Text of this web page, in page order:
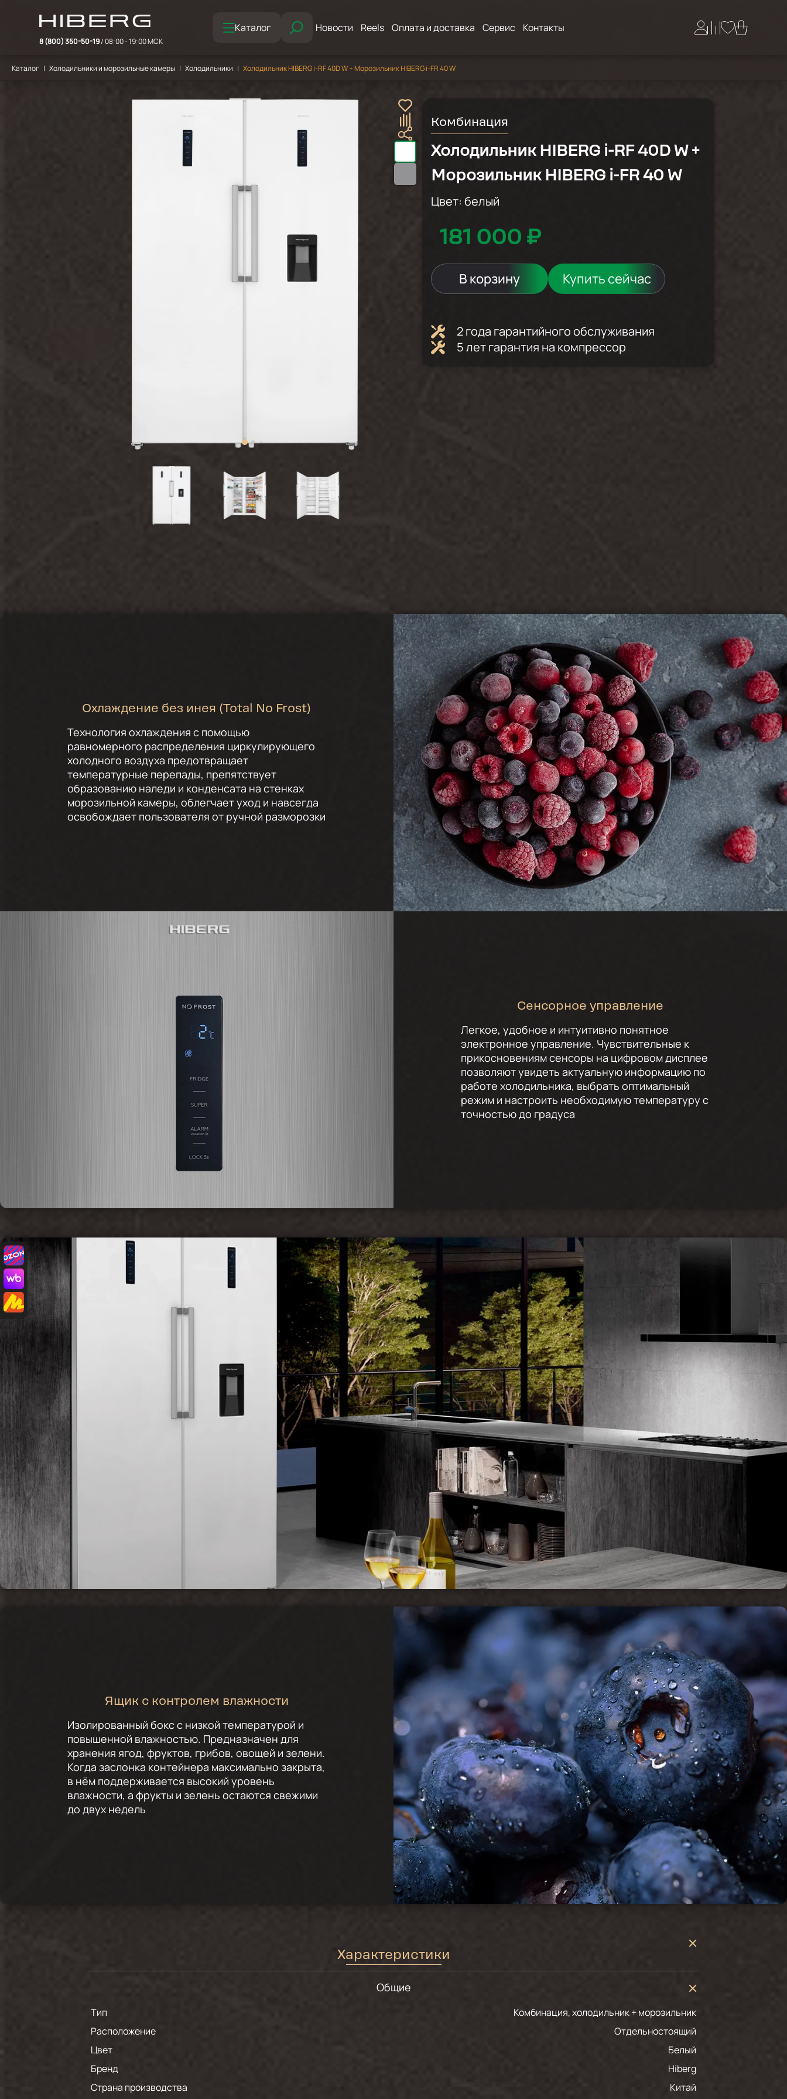
8 (800) 350-50-19/ 08:00 - 19:00 МСК
Каталог Новости Reels Оплата и доставка Сервис Контакты
Каталог Холодильники и морозильные камеры Холодильники Холодильник HIBERG i-RF 40D W + Морозильник HIBERG i-FR 40 W
Комбинация
Холодильник HIBERG i-RF 40D W +
Морозильник HIBERG i-FR 40 W
Цвет:белый
181 000 ₽
В корзину Купить сейчас
2 года гарантийного обслуживания
5 лет гарантия на компрессор
Охлаждение без инея (Total No Frost)
Технология охлаждения с помощью
равномерного распределения циркулирующего
холодного воздуха предотвращает
температурные перепады, препятствует
образованию наледи и конденсата на стенках
морозильной камеры, облегчает уход и навсегда
освобождает пользователя от ручной разморозки
Сенсорное управление
Легкое, удобное и интуитивно понятное
электронное управление. Чувствительные к
прикосновениям сенсоры на цифровом дисплее
позволяют увидеть актуальную информацию по
работе холодильника, выбрать оптимальный
режим и настроить необходимую температуру с
точностью до градуса
Ящик с контролем влажности
Изолированный бокс с низкой температурой и
повышенной влажностью. Предназначен для
хранения ягод, фруктов, грибов, овощей и зелени.
Когда заслонка контейнера максимально закрыта,
в нём поддерживается высокий уровень
влажности, а фрукты и зелень остаются свежими
до двух недель
Характеристики
Общие
Тип
Комбинация, холодильник + морозильник
Расположение
Отдельностоящий
Цвет
белый
Бренд
Hiberg
Страна производства
Китай